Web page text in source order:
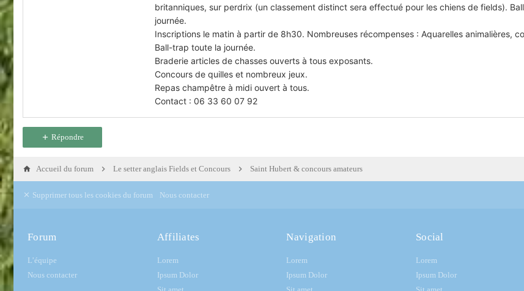
britanniques, sur perdrix (un classement distinct sera effectué pour les chiens de fields).
journée.
Inscriptions le matin à partir de 8h30. Nombreuses récompenses : Aquarelles animalières,
Ball-trap toute la journée.
Braderie articles de chasses ouverts à tous exposants.
Concours de quilles et nombreux jeux.
Repas champêtre à midi ouvert à tous.
Contact : 06 33 60 07 92
Répondre
Accueil du forum Le setter anglais Fields et Concours Saint Hubert & concours amateurs
Supprimer tous les cookies du forum Nous contacter
Forum
L’équipe
Nous contacter
Affiliates
Lorem
Ipsum Dolor
Navigation
Lorem
Ipsum Dolor
Social
Lorem
Ipsum Dolor